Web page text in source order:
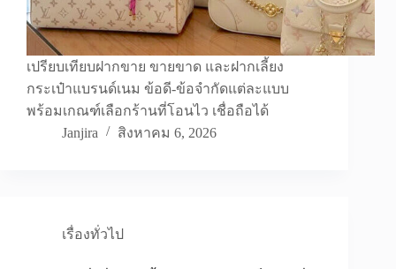
เปรียบเทียบฝากขาย ขายขาด และฝากเลี้ยง
กระเป๋าแบรนด์เนม ข้อดี-ข้อจำกัดแต่ละแบบ
พร้อมเกณฑ์เลือกร้านที่โอนไว เชื่อถือได้
Janjira
สิงหาคม 6, 2026
เรื่องทั่วไป